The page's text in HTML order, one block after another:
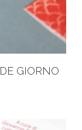
GIORNO